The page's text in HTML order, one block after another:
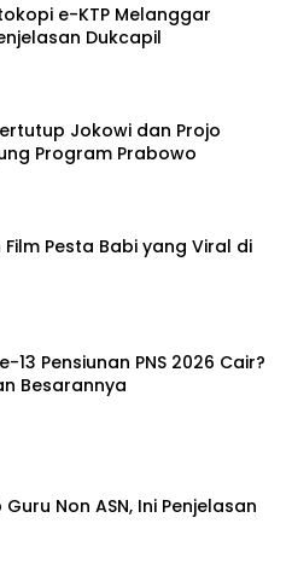
e-KTP Melanggar
Dukcapil
Jokowi dan Projo
Program Prabowo
Pesta Babi yang Viral di
13 Pensiunan PNS 2026 Cair?
Besarannya
Non ASN, Ini Penjelasan